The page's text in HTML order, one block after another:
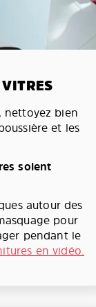
nettoyez bien
et les
soient
autour des
pour
pendant le
en vidéo.